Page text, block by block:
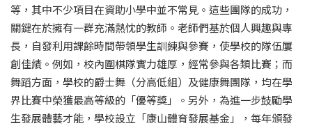
等，其中不少項目在資助小學中並不常見。這些團隊的成功，
關鍵在於擁有一群充滿熱忱的教師。老師們基於個人興趣與專
長，自發利用課餘時間帶領學生訓練與參賽，使學校的隊伍屢
創佳績。例如，校內圍棋隊實力雄厚，經常參與各類比賽；而
舞蹈方面，學校的爵士舞（分高低組）及健康舞團隊，均在學
界比賽中榮獲最高等級的「優等獎」。另外，為進一步鼓勵學
生發展體藝才能，學校設立「康山體育發展基金」，每年頒發